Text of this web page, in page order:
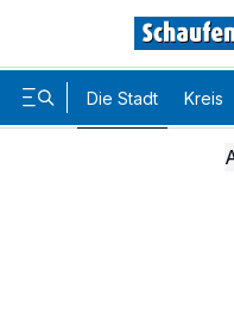
Die Stadt Kreis